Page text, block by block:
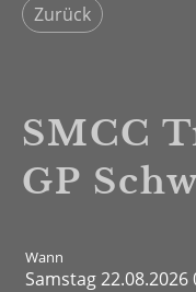
Zurück
SMCC
GP
Wann
Samstag 22.08.2026